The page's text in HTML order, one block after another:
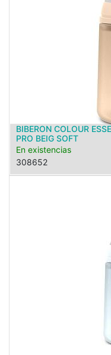
BIBERON COLOUR
PRO BEIG SOFT
En existencias
308652